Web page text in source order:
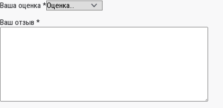
Ваша оценка *
Ваш отзыв *